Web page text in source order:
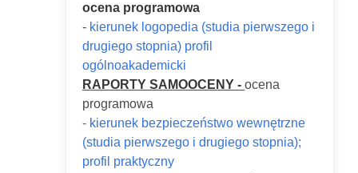
ocena programowa
- kierunek logopedia (studia pierwszego i
drugiego stopnia) profil
ogólnoakademicki
RAPORTY SAMOOCENY - ocena
programowa
- kierunek bezpieczeństwo wewnętrzne
(studia pierwszego i drugiego stopnia);
profil praktyczny